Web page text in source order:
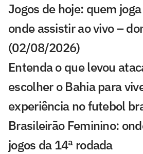
Jogos de hoje: quem
onde assistir ao vivo –
(02/08/2026)
Entenda o que levou
escolher o Bahia para
experiência no futebol
Brasileirão Feminino:
jogos da 14ª rodada